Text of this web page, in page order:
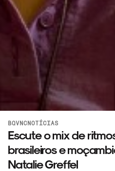
BQVNCNOTÍCIAS
Escute o mix de
brasileiros e
Natalie Greffel